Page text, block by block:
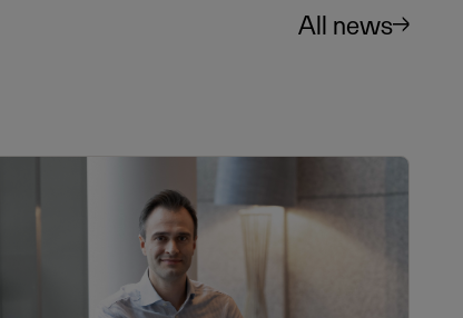
All news